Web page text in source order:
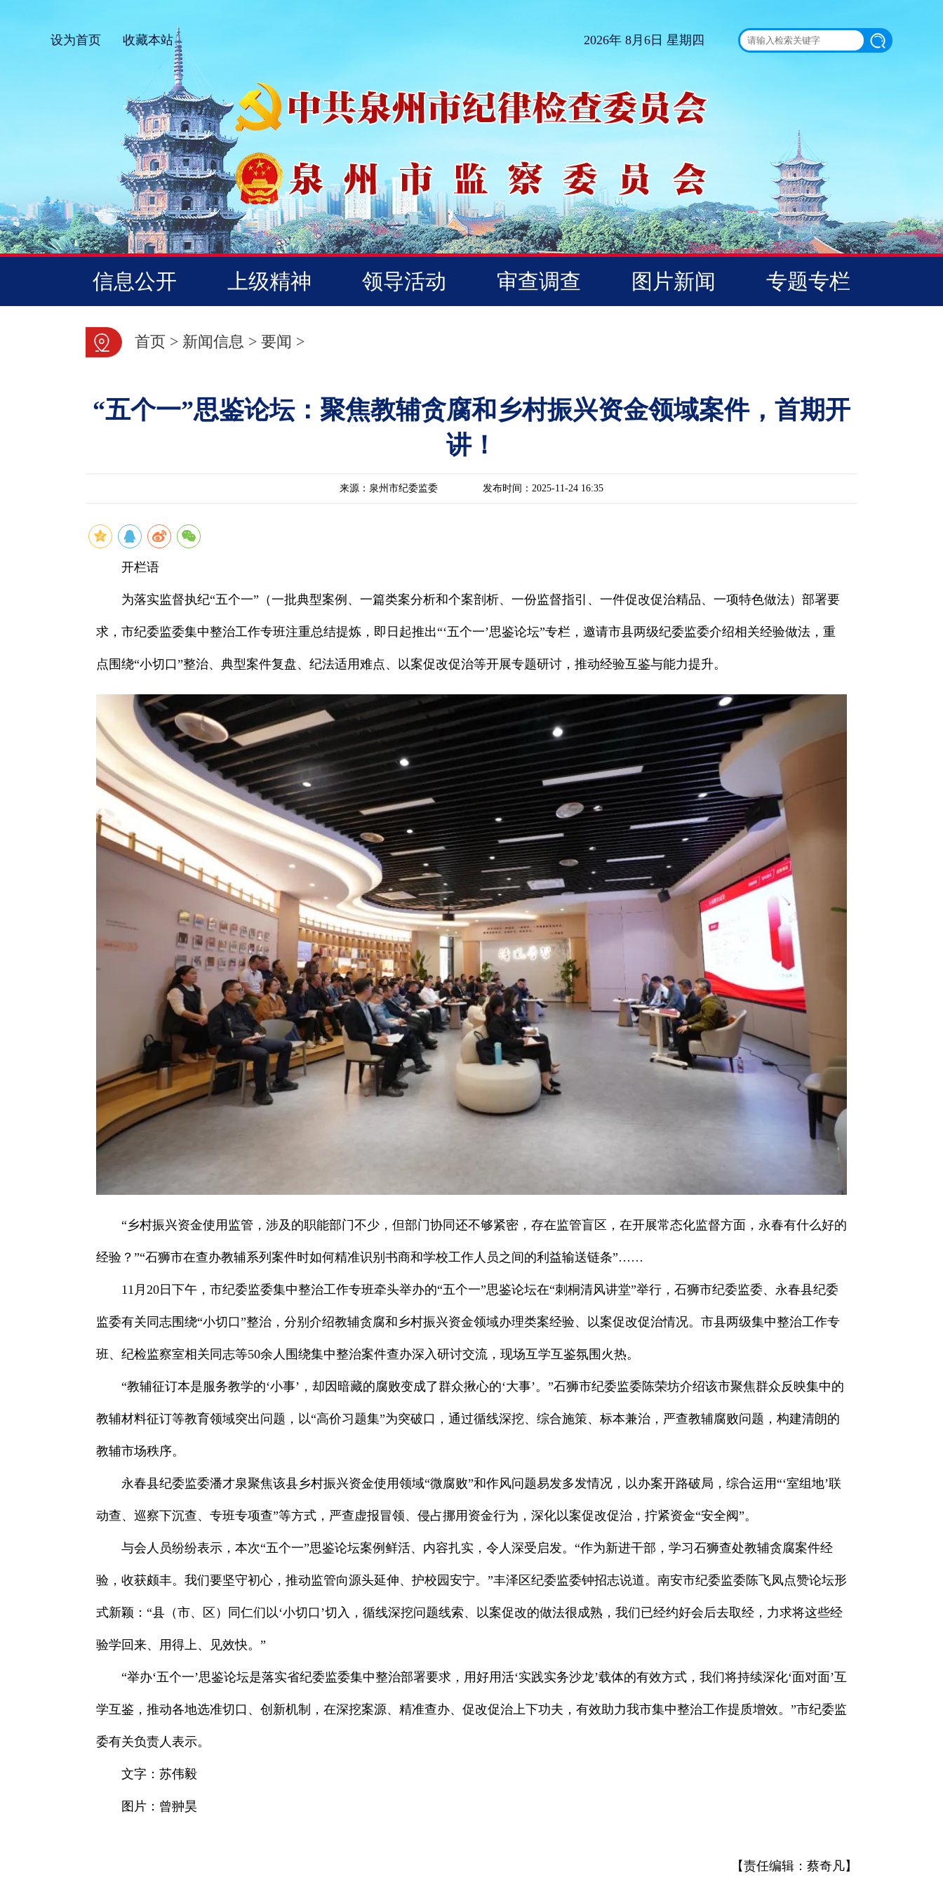
设为首页 收藏本站 2026年 8月6日 星期四
信息公开 上级精神 领导活动 审查调查 图片新闻 专题专栏
首页 > 新闻信息 > 要闻 >
“五个一”思鉴论坛：聚焦教辅贪腐和乡村振兴资金领域案件，首期开
讲！
来源：泉州市纪委监委 发布时间：2025-11-24 16:35
开栏语
为落实监督执纪“五个一”（一批典型案例、一篇类案分析和个案剖析、一份监督指引、一件促改促治精品、一项特色做法）部署要
求，市纪委监委集中整治工作专班注重总结提炼，即日起推出“‘五个一’思鉴论坛”专栏，邀请市县两级纪委监委介绍相关经验做法，重
点围绕“小切口”整治、典型案件复盘、纪法适用难点、以案促改促治等开展专题研讨，推动经验互鉴与能力提升。
“乡村振兴资金使用监管，涉及的职能部门不少，但部门协同还不够紧密，存在监管盲区，在开展常态化监督方面，永春有什么好的
经验？”“石狮市在查办教辅系列案件时如何精准识别书商和学校工作人员之间的利益输送链条”……
11月20日下午，市纪委监委集中整治工作专班牵头举办的“五个一”思鉴论坛在“刺桐清风讲堂”举行，石狮市纪委监委、永春县纪委
监委有关同志围绕“小切口”整治，分别介绍教辅贪腐和乡村振兴资金领域办理类案经验、以案促改促治情况。市县两级集中整治工作专
班、纪检监察室相关同志等50余人围绕集中整治案件查办深入研讨交流，现场互学互鉴氛围火热。
“教辅征订本是服务教学的‘小事’，却因暗藏的腐败变成了群众揪心的‘大事’。”石狮市纪委监委陈荣坊介绍该市聚焦群众反映集中的
教辅材料征订等教育领域突出问题，以“高价习题集”为突破口，通过循线深挖、综合施策、标本兼治，严查教辅腐败问题，构建清朗的
教辅市场秩序。
永春县纪委监委潘才泉聚焦该县乡村振兴资金使用领域“微腐败”和作风问题易发多发情况，以办案开路破局，综合运用“‘室组地’联
动查、巡察下沉查、专班专项查”等方式，严查虚报冒领、侵占挪用资金行为，深化以案促改促治，拧紧资金“安全阀”。
与会人员纷纷表示，本次“五个一”思鉴论坛案例鲜活、内容扎实，令人深受启发。“作为新进干部，学习石狮查处教辅贪腐案件经
验，收获颇丰。我们要坚守初心，推动监管向源头延伸、护校园安宁。”丰泽区纪委监委钟招志说道。南安市纪委监委陈飞凤点赞论坛形
式新颖：“县（市、区）同仁们以‘小切口’切入，循线深挖问题线索、以案促改的做法很成熟，我们已经约好会后去取经，力求将这些经
验学回来、用得上、见效快。”
“举办‘五个一’思鉴论坛是落实省纪委监委集中整治部署要求，用好用活‘实践实务沙龙’载体的有效方式，我们将持续深化‘面对面’互
学互鉴，推动各地选准切口、创新机制，在深挖案源、精准查办、促改促治上下功夫，有效助力我市集中整治工作提质增效。”市纪委监
委有关负责人表示。
文字：苏伟毅
图片：曾翀昊
【责任编辑：蔡奇凡】